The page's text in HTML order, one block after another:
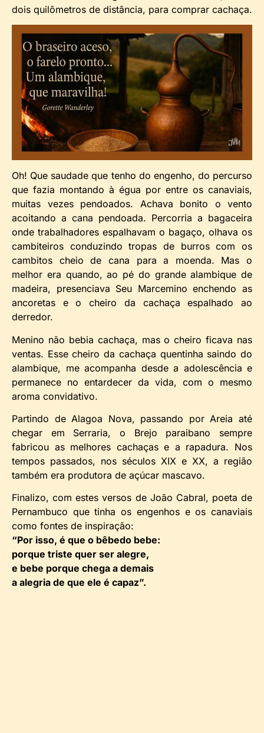
dois quilômetros de distância, para comprar cachaça.
Oh! Que saudade que tenho do engenho, do percurso
que fazia montando à égua por entre os canaviais,
muitas vezes pendoados. Achava bonito o vento
acoitando a cana pendoada. Percorria a bagaceira
onde trabalhadores espalhavam o bagaço, olhava os
cambiteiros conduzindo tropas de burros com os
cambitos cheio de cana para a moenda. Mas o
melhor era quando, ao pé do grande alambique de
madeira, presenciava Seu Marcemino enchendo as
ancoretas e o cheiro da cachaça espalhado ao
derredor.
Menino não bebia cachaça, mas o cheiro ficava nas
ventas. Esse cheiro da cachaça quentinha saindo do
alambique, me acompanha desde a adolescência e
permanece no entardecer da vida, com o mesmo
aroma convidativo.
Partindo de Alagoa Nova, passando por Areia até
chegar em Serraria, o Brejo paraibano sempre
fabricou as melhores cachaças e a rapadura. Nos
tempos passados, nos séculos XIX e XX, a região
também era produtora de açúcar mascavo.
Finalizo, com estes versos de João Cabral, poeta de
Pernambuco que tinha os engenhos e os canaviais
como fontes de inspiração:
“Por isso, é que o bêbedo bebe:
porque triste quer ser alegre,
e bebe porque chega a demais
a alegria de que ele é capaz”.